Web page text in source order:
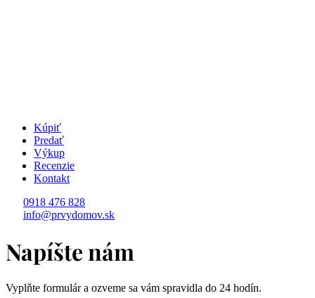
Kúpiť
Predať
Výkup
Recenzie
Kontakt
0918 476 828
info@prvydomov.sk
Napíšte nám
Vyplňte formulár a ozveme sa vám spravidla do 24 hodín.